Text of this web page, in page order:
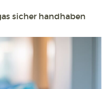
sicher handhaben